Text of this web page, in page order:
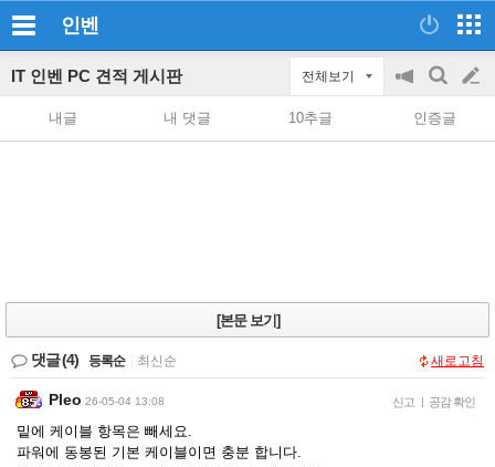
인벤
IT 인벤 PC 견적 게시판 전체보기
공
on/off
검
색
글
쓰
내글 내 댓글 10추글 인증글
[본문 보기]
댓글(4) 등록순 최신순 새로고침
Pleo 26-05-04 13:08 신고 | 공감 확인
밑에 케이블 항목은 빼세요.
파워에 동봉된 기본 케이블이면 충분 합니다.